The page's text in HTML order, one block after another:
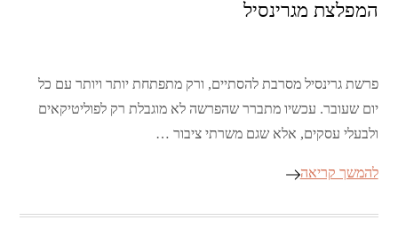
המפלצת מגרינסיל
פרשת גרינסיל מסרבת להסתיים, ורק מתפתחת יותר ויותר עם כל
יום שעובר. עכשיו מתברר שהפרשה לא מוגבלת רק לפוליטיקאים
ולבעלי עסקים, אלא שגם משרתי ציבור …
להמשך קריאה